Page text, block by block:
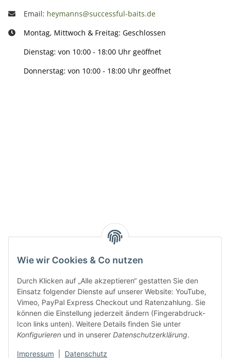
Wie wir Cookies & Co nutzen
Durch Klicken auf „Alle akzeptieren“ gestatten Sie den
Einsatz folgender Dienste auf unserer Website: YouTube,
Vimeo, PayPal Express Checkout und Ratenzahlung. Sie
können die Einstellung jederzeit ändern (Fingerabdruck-
Icon links unten). Weitere Details finden Sie unter
Konfigurieren und in unserer Datenschutzerklärung.
Impressum Datenschutz
Email: heymanns@successful-baits.de
Montag, Mittwoch & Freitag: Geschlossen
Dienstag: von 10:00 - 18:00 Uhr geöffnet
Donnerstag: von 10:00 - 18:00 Uhr geöffnet
Gesetzliche Informationen